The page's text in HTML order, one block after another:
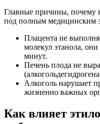
Главные причины, почему
под полным медицинским
Плацента не
молекул этанола, они
минут.
Печень плода не
Алкоголь нарушает
жизненно важных
Как влияет